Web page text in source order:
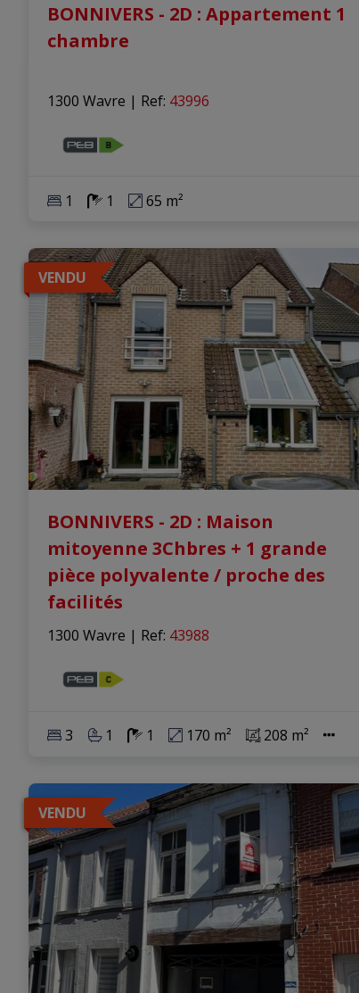
BONNIVERS - 2D : Appartement 1
chambre
1300 Wavre | Ref: 43996
1 1 65 m²
VENDU
BONNIVERS - 2D : Maison
mitoyenne 3Chbres + 1 grande
pièce polyvalente / proche des
facilités
1300 Wavre | Ref: 43988
3 1 1 170 m² 208 m²
VENDU